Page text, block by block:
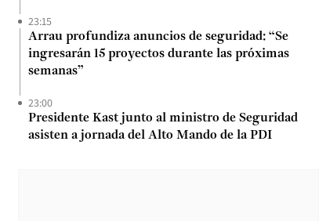
23:15
Arrau profundiza anuncios de seguridad: “Se
ingresarán 15 proyectos durante las próximas
semanas”
23:00
Presidente Kast junto al ministro de Seguridad
asisten a jornada del Alto Mando de la PDI